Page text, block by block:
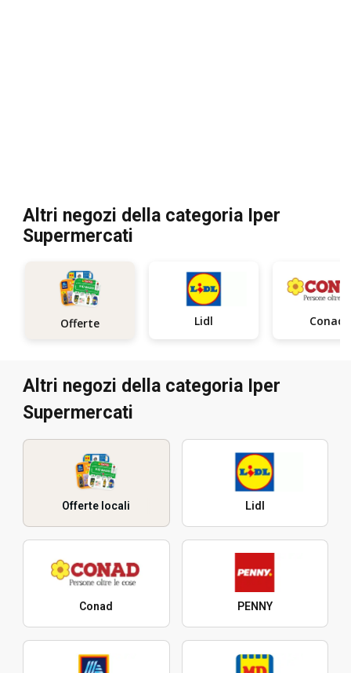
Altri negozi della categoria Iper
Supermercati
Offerte Lidl Conad
Altri negozi della categoria Iper
Supermercati
Offerte locali Lidl
Conad PENNY